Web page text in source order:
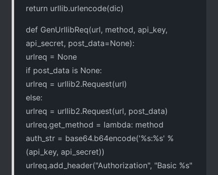
return urllib.urlencode(dic)
def GenUrllibReq(url, method, api_key,
api_secret, post_data=None):
urlreq = None
if post_data is None:
urlreq = urllib2.Request(url)
else:
urlreq = urllib2.Request(url, post_data)
urlreq.get_method = lambda: method
auth_str = base64.b64encode('%s:%s' %
(api_key, api_secret))
urlreq.add_header("Authorization", "Basic %s"